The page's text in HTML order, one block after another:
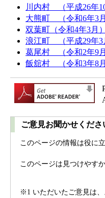
川内村 （平成26年
大熊町 （令和6年3月
双葉町（令和4年3月
浪江町 （平成29年3
葛尾村 （令和2年9月
飯舘村 （令和3年8
ご意見お聞かせくださ
このページの情報は役に
このページは見つけやす
※1 いただいたご意見は